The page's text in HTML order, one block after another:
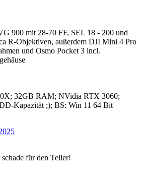
900 mit 28-70 FF, SEL 18 - 200 und
R-Objektiven, außerdem DJI Mini 4 Pro
und Osmo Pocket 3 incl.
32GB RAM; NVidia RTX 3060;
Kapazität ;); BS: Win 11 64 Bit
für den Teller!